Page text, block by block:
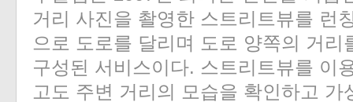
거리 사진을 촬영한 스트리트뷰를 런
으로 도로를 달리며 도로 양쪽의 거
구성된 서비스이다. 스트리트뷰를 이
고도 주변 거리의 모습을 확인하고